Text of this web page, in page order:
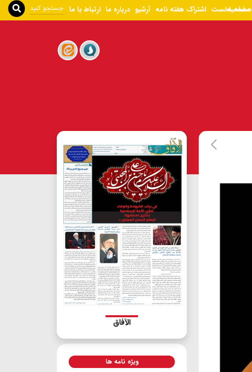
مصاحبه
صفحه نخست اشتراک هفته نامه آرشیو درباره ما ارتباط با ما
الآفاق
ویژه نامه ها